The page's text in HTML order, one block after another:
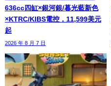
636cc四缸×銀河銀/暮光藍新色
×KTRC/KIBS電控，11,599美元
起
2026 年 8 月 7 日